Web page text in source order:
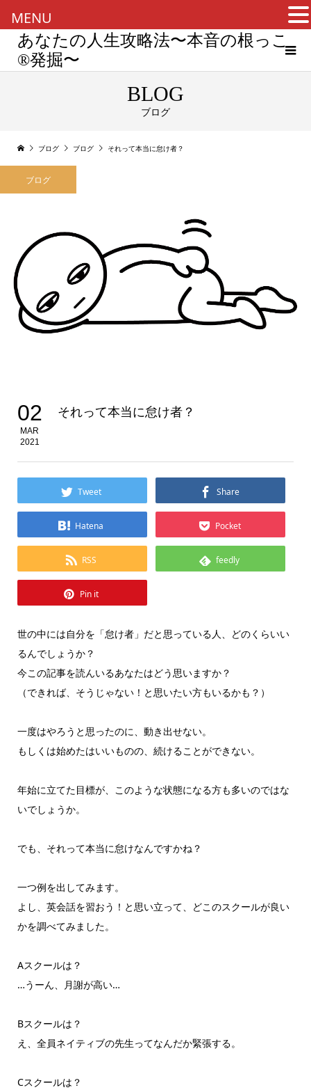
あなたの人生攻略法〜本音の根っこ
®︎発掘〜
BLOG
ブログ
ブログ ブログ それって本当に怠け者？
ブログ
02
MAR
2021
それって本当に怠け者？
Tweet Share
Hatena Pocket
RSS feedly
Pin it
世の中には自分を「怠け者」だと思っている人、どのくらいい
るんでしょうか？
今この記事を読んいるあなたはどう思いますか？
（できれば、そうじゃない！と思いたい方もいるかも？）
一度はやろうと思ったのに、動き出せない。
もしくは始めたはいいものの、続けることができない。
年始に立てた目標が、このような状態になる方も多いのではな
いでしょうか。
でも、それって本当に怠けなんですかね？
一つ例を出してみます。
よし、英会話を習おう！と思い立って、どこのスクールが良い
かを調べてみました。
Aスクールは？
…うーん、月謝が高い…
Bスクールは？
え、全員ネイティブの先生ってなんだか緊張する。
Cスクールは？
MENU